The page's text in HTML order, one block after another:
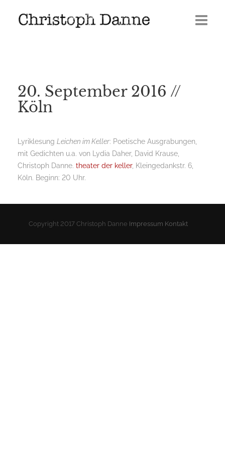
Veröffentlichungen
Media
GERÖLL | Journal 2026
20. September 2016 //
Köln
Lyriklesung Leichen im Keller: Poetische Ausgrabungen,
mit Gedichten u.a. von Lydia Daher, David Krause,
Christoph Danne. theater der keller, Kleingedankstr. 6,
Köln. Beginn: 20 Uhr.
Copyright 2017 Christoph Danne Impressum Kontakt